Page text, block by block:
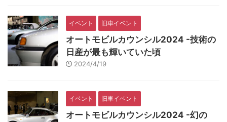
イベント 旧車イベント
オートモビルカウンシル2024 -技術の
日産が最も輝いていた頃
2024/4/19
イベント 旧車イベント
オートモビルカウンシル2024 -幻の